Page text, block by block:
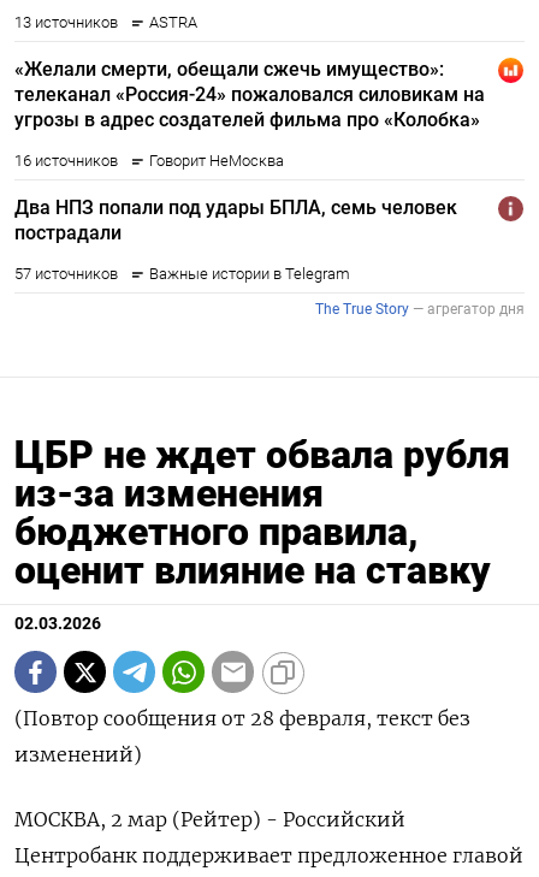
ЦБР не ждет обвала рубля
из-за изменения
бюджетного правила,
оценит влияние на ставку
02.03.2026
(Повтор сообщения от 28 февраля, текст без
изменений)
МОСКВА, 2 мар (Рейтер) - Российский
Центробанк поддерживает предложенное главой